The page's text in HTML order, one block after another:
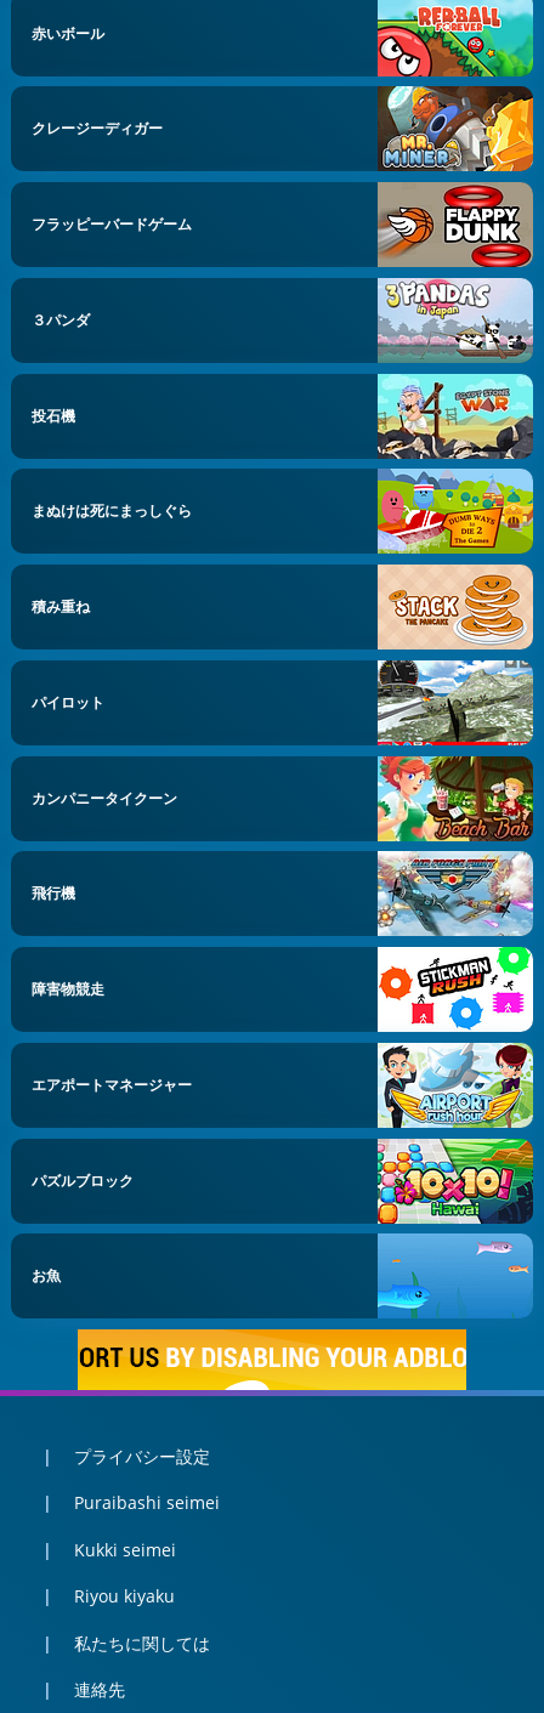
赤いボール
クレージーディガー
フラッピーバードゲーム
３パンダ
投石機
まぬけは死にまっしぐら
積み重ね
パイロット
カンパニータイクーン
飛行機
障害物競走
エアポートマネージャー
パズルブロック
お魚
プライバシー設定
Puraibashi seimei
Kukki seimei
Riyou kiyaku
私たちに関しては
連絡先